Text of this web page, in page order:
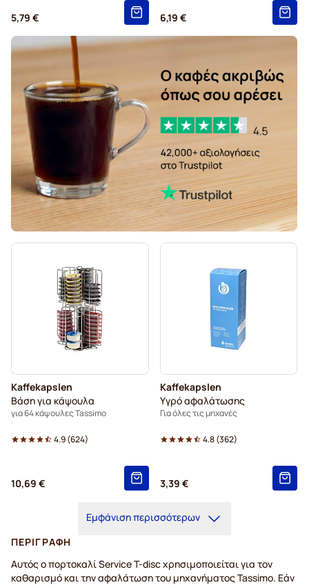
5,79 € 6,19 €
Kaffekapslen
Βάση για κάψουλα
για 64 κάψουλες Tassimo
4.9(624)
10,69 €
Kaffekapslen
Υγρό αφαλάτωσης
Για όλες τις μηχανές
4.8(362)
3,39 €
Εμφάνιση περισσότερων
ΠΕΡΙΓΡΑΦΉ
Αυτός ο πορτοκαλί Service T-disc χρησιμοποιείται για τον
καθαρισμό και την αφαλάτωση του μηχανήματος Tassimo. Εάν